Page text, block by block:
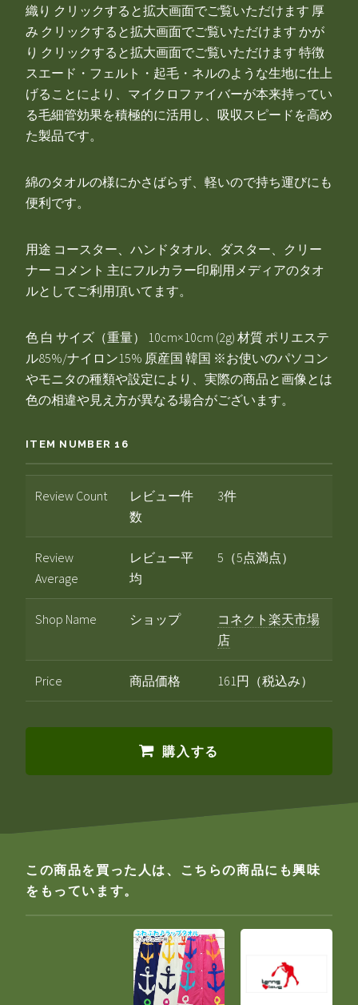
織り クリックすると拡大画面でご覧いただけます 厚
み クリックすると拡大画面でご覧いただけます かが
り クリックすると拡大画面でご覧いただけます 特徴
スエード・フェルト・起毛・ネルのような生地に仕上
げることにより、マイクロファイバーが本来持ってい
る毛細管効果を積極的に活用し、吸収スピードを高め
た製品です。
綿のタオルの様にかさばらず、軽いので持ち運びにも
便利です。
用途 コースター、ハンドタオル、ダスター、クリー
ナー コメント 主にフルカラー印刷用メディアのタオ
ルとしてご利用頂いてます。
色 白 サイズ（重量） 10cm×10cm (2g) 材質 ポリエステ
ル85%/ナイロン15% 原産国 韓国 ※お使いのパソコン
やモニタの種類や設定により、実際の商品と画像とは
色の相違や見え方が異なる場合がございます。
ITEM NUMBER 16
Review Count
レビュー件
数
3件
Review
Average
レビュー平
均
5（5点満点）
Shop Name ショップ
コネクト楽天市場
店
Price 商品価格 161円（税込み）
購入する
この商品を買った人は、こちらの商品にも興味
をもっています。